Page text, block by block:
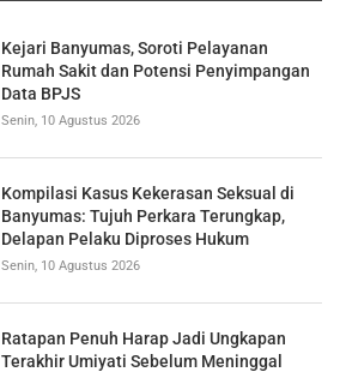
Kejari Banyumas, Soroti Pelayanan
Rumah Sakit dan Potensi Penyimpangan
Data BPJS
Senin, 10 Agustus 2026
Kompilasi Kasus Kekerasan Seksual di
Banyumas: Tujuh Perkara Terungkap,
Delapan Pelaku Diproses Hukum
Senin, 10 Agustus 2026
Ratapan Penuh Harap Jadi Ungkapan
Terakhir Umiyati Sebelum Meninggal